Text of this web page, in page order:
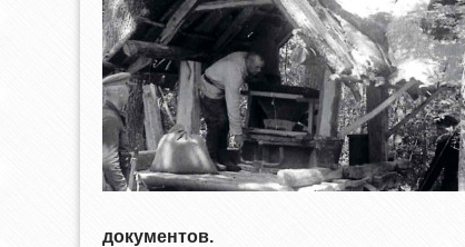
документов.